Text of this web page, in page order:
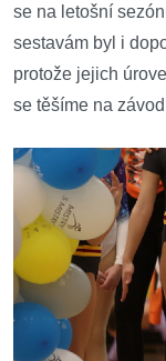
se na letošní
sestavám byl i
protože jejich
se těšíme na